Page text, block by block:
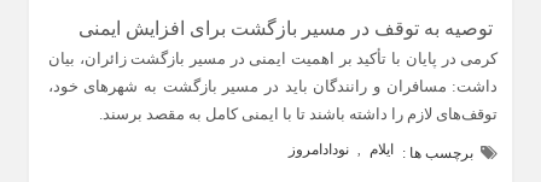
توصیه به توقف در مسیر بازگشت برای افزایش ایمنی
کرمی در پایان با تأکید بر اهمیت ایمنی در مسیر بازگشت زائران، بیان
داشت: مسافران و رانندگان باید در مسیر بازگشت به شهرهای خود،
توقف‌های لازم را داشته باشند تا با ایمنی کامل به مقصد برسند.
برچسب ها : ایلام نودادامروز